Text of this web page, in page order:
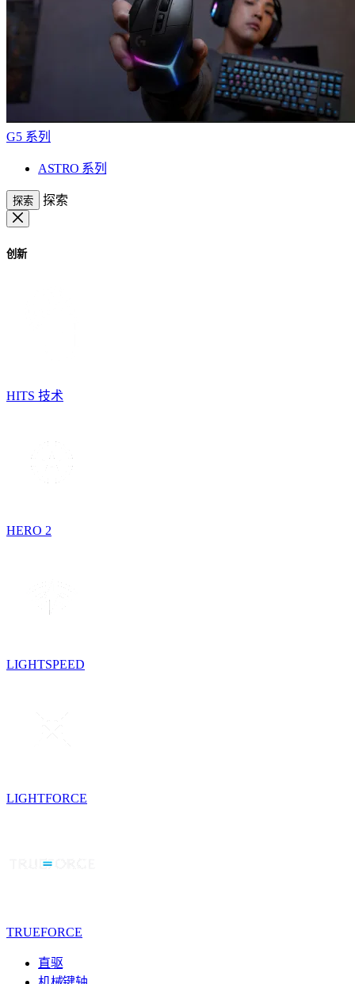
G5 系列
ASTRO 系列
探索 探索
创新
HITS 技术
HERO 2
LIGHTSPEED
LIGHTFORCE
TRUEFORCE
直驱